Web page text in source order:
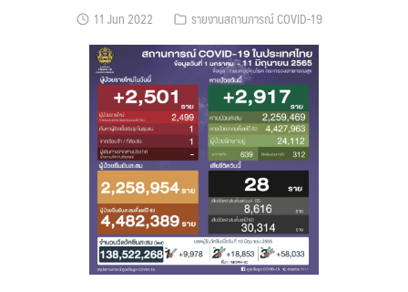
Search
11 Jun 2022 รายงานสถานการณ์ COVID-19